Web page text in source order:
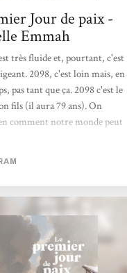
Jour de paix -
Emmah
très fluide et, pourtant, c'est
2098, c'est loin mais, en
pas tant que ça. 2098 c'est le
fils (il aura 79 ans). On
comment notre monde peut
climatiques et de la
certains sont partis
une meilleure vie. On
à un mélange des cultures.
choisi de rester mais est-ce une
? Faut-il rester pour